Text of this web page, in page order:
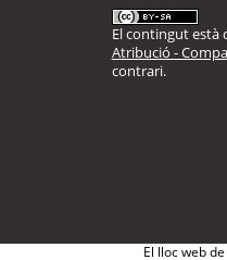
El contingut està
Atribució -
contrari.
El lloc web